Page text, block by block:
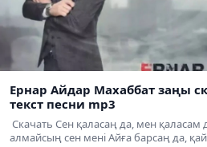
Ернар Айдар Махаббат заңы
текст песни mp3
Скачать Сен қаласаң да, мен қаласам
алмайсың сен мені Айға барсаң да,